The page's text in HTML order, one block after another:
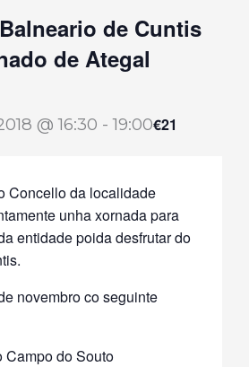
de Cuntis
de Ategal
@ 16:30 -19:00€21
Concello da localidade
unha xornada para
entidade poida desfrutar do
novembro co seguinte
Campo do Souto